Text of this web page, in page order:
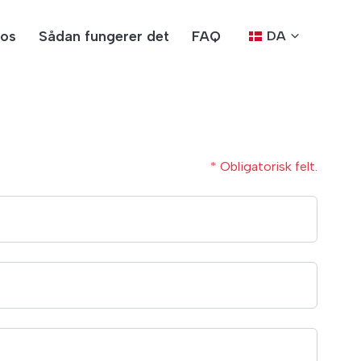
Sådan fungerer det FAQ DA
* Obligatorisk felt.